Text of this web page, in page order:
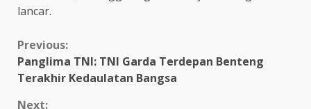
lancar.
Continue
Reading
Previous:
Panglima TNI: TNI Garda Terdepan Benteng
Terakhir Kedaulatan Bangsa
Next: